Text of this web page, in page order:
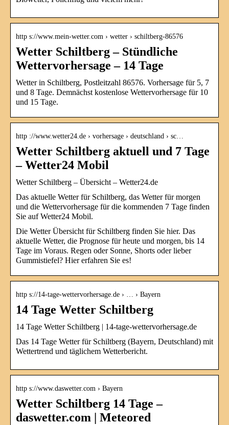
http s://www.mein-wetter.com › wetter › schiltberg-86576
Wetter Schiltberg – Stündliche
Wettervorhersage – 14 Tage
Wetter in Schiltberg, Postleitzahl 86576. Vorhersage für 5, 7
und 8 Tage. Demnächst kostenlose Wettervorhersage für 10
und 15 Tage.
http ://www.wetter24.de › vorhersage › deutschland › sc…
Wetter Schiltberg aktuell und 7 Tage
– Wetter24 Mobil
Wetter Schiltberg – Übersicht – Wetter24.de
Das aktuelle Wetter für Schiltberg, das Wetter für morgen
und die Wettervorhersage für die kommenden 7 Tage finden
Sie auf Wetter24 Mobil.
Die Wetter Übersicht für Schiltberg finden Sie hier. Das
aktuelle Wetter, die Prognose für heute und morgen, bis 14
Tage im Voraus. Regen oder Sonne, Shorts oder lieber
Gummistiefel? Hier erfahren Sie es!
http s://14-tage-wettervorhersage.de › … › Bayern
14 Tage Wetter Schiltberg
14 Tage Wetter Schiltberg | 14-tage-wettervorhersage.de
Das 14 Tage Wetter für Schiltberg (Bayern, Deutschland) mit
Wettertrend und täglichem Wetterbericht.
http s://www.daswetter.com › Bayern
Wetter Schiltberg 14 Tage –
daswetter.com | Meteored